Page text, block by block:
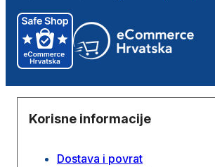
Korisne informacije
Dostava i povrat